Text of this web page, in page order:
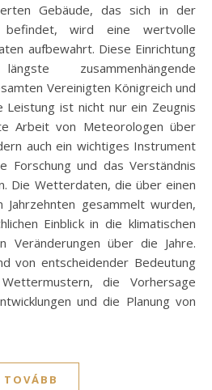
befindet, wird eine wertvolle
aufbewahrt. Diese Einrichtung
zusammenhängende
Vereinigten Königreich und
Leistung ist nicht nur ein Zeugnis
Arbeit von Meteorologen über
auch ein wichtiges Instrument
Forschung und das Verständnis
Die Wetterdaten, die über einen
gesammelt wurden,
Einblick in die klimatischen
Veränderungen über die Jahre.
von entscheidender Bedeutung
die Vorhersage
und die Planung von
TOVÁBB